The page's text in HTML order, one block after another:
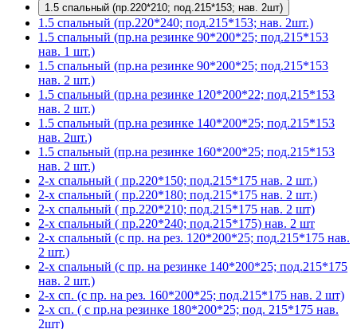
1.5 спальный (пр.220*210; под.215*153; нав. 2шт)
1.5 спальный (пр.220*240; под.215*153; нав. 2шт.)
1.5 спальный (пр.на резинке 90*200*25; под.215*153
нав. 1 шт.)
1.5 спальный (пр.на резинке 90*200*25; под.215*153
нав. 2 шт.)
1.5 спальный (пр.на резинке 120*200*22; под.215*153
нав. 2 шт.)
1.5 спальный (пр.на резинке 140*200*25; под.215*153
нав. 2шт.)
1.5 спальный (пр.на резинке 160*200*25; под.215*153
нав. 2 шт.)
2-х спальный ( пр.220*150; под.215*175 нав. 2 шт.)
2-х спальный ( пр.220*180; под.215*175 нав. 2 шт.)
2-х спальный ( пр.220*210; под.215*175 нав. 2 шт)
2-х спальный ( пр.220*240; под.215*175) нав. 2 шт
2-х спальный (с пр. на рез. 120*200*25; под.215*175 нав.
2 шт.)
2-х спальный (с пр. на резинке 140*200*25; под.215*175
нав. 2 шт.)
2-х сп. (с пр. на рез. 160*200*25; под.215*175 нав. 2 шт)
2-х сп. ( с пр.на резинке 180*200*25; под. 215*175 нав.
2шт)